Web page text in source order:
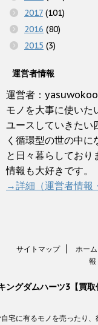
2017 (101)
2016 (80)
2015 (3)
運営者情報
運営者：yasuwokoo
モノを大事に使いた
ユースしていきたい
く循環型の世の中に
と日々暮らしており
情報も大好きです。
→詳細（運営者情報
サイトマップ ホーム
報
ングダムハーツ3【買
宅に有るモノを売ったり